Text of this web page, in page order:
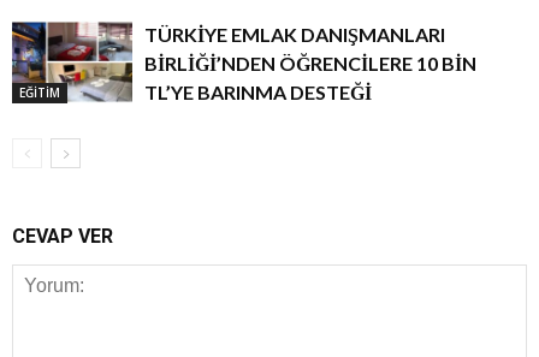
EĞİTİM
TÜRKİYE EMLAK DANIŞMANLARI
BİRLİĞİ’NDEN ÖĞRENCİLERE 10 BİN
TL’YE BARINMA DESTEĞİ
CEVAP VER